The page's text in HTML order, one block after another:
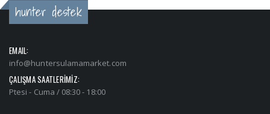
hunter destek
EMAIL:
info@huntersulamamarket.com
ÇALIŞMA SAATLERİMİZ:
Ptesi - Cuma / 08:30 - 18:00